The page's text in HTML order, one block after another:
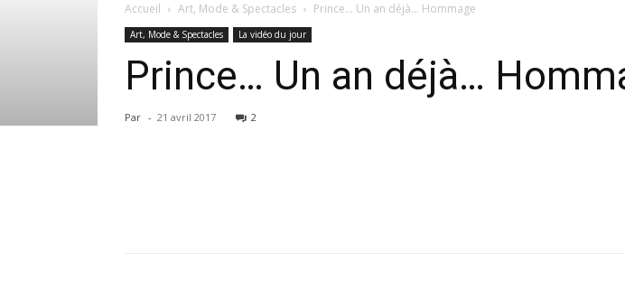
Accueil Art, Mode & Spectacles Prince… Un an déjà… Hommage
Art, Mode & Spectacles La vidéo du jour
Prince… Un an déjà…
Par - 21 avril 2017 2